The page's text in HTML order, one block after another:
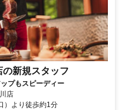
新規スタッフ
プもスピーディー
店
）より徒歩約1分